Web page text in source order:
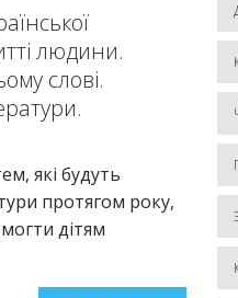
людини.
слові.
які будуть
протягом року,
дітям